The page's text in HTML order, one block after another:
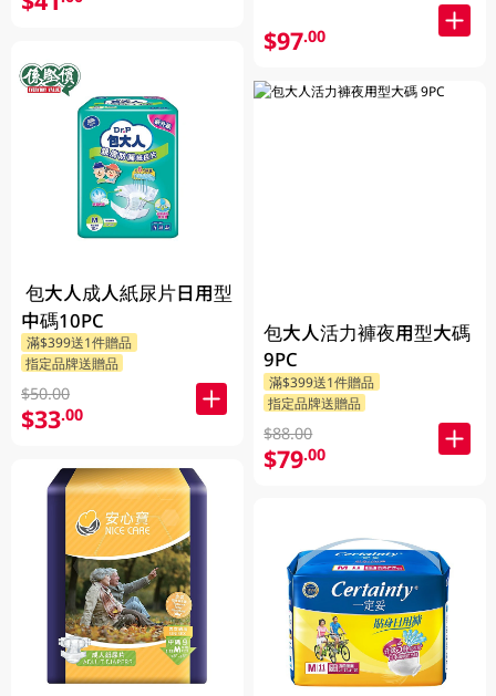
包大人成人紙尿片日用型
中碼10PC
滿$399送1件贈品
指定品牌送贈品
$50.00
$33.00
$97.00
包大人活力褲夜用型大碼
9PC
滿$399送1件贈品
指定品牌送贈品
$88.00
$79.00